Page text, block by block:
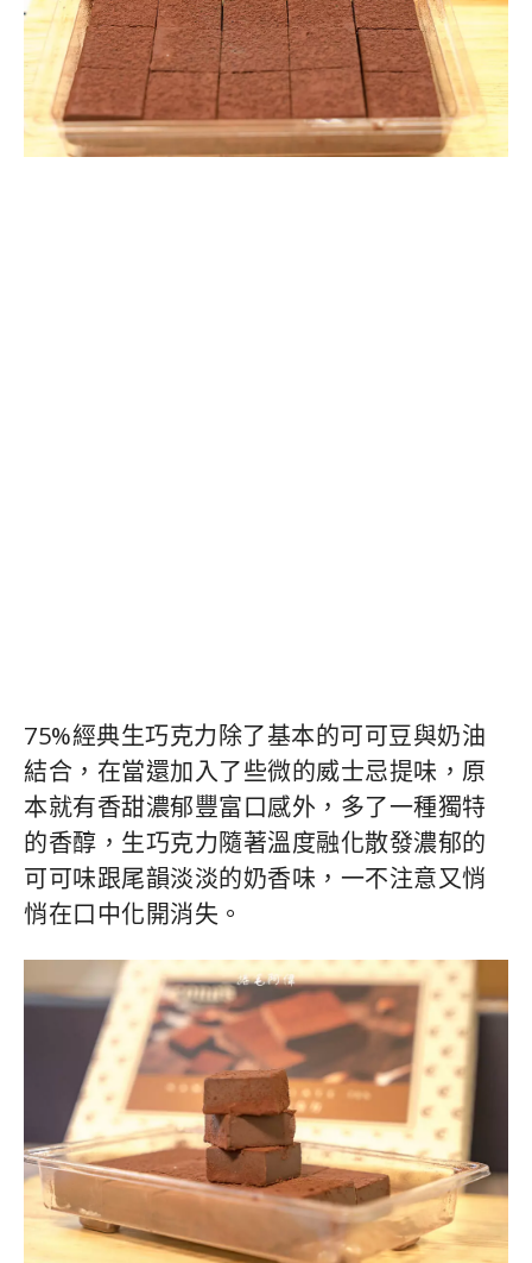
75%經典生巧克力除了基本的可可豆與奶油
結合，在當還加入了些微的威士忌提味，原
本就有香甜濃郁豐富口感外，多了一種獨特
的香醇，生巧克力隨著溫度融化散發濃郁的
可可味跟尾韻淡淡的奶香味，一不注意又悄
悄在口中化開消失。